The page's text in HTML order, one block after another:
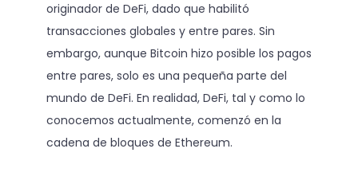
originador de DeFi, dado que habilitó
transacciones globales y entre pares. Sin
embargo, aunque Bitcoin hizo posible los pagos
entre pares, solo es una pequeña parte del
mundo de DeFi. En realidad, DeFi, tal y como lo
conocemos actualmente, comenzó en la
cadena de bloques de Ethereum.